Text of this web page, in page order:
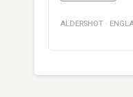
ALDERSHOT ·